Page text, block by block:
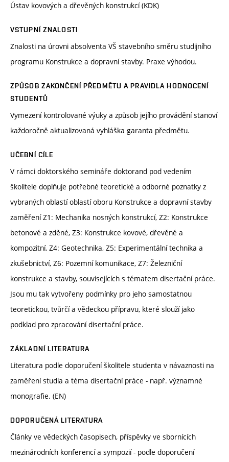
Ústav kovových a dřevěných konstrukcí (KDK)
VSTUPNÍ ZNALOSTI
Znalosti na úrovni absolventa VŠ stavebního směru studijního
programu Konstrukce a dopravní stavby. Praxe výhodou.
ZPŮSOB ZAKONČENÍ PŘEDMĚTU A PRAVIDLA HODNOCENÍ
STUDENTŮ
Vymezení kontrolované výuky a způsob jejího provádění stanoví
každoročně aktualizovaná vyhláška garanta předmětu.
UČEBNÍ CÍLE
V rámci doktorského semináře doktorand pod vedením
školitele doplňuje potřebné teoretické a odborné poznatky z
vybraných oblastí oblastí oboru Konstrukce a dopravní stavby
zaměření Z1: Mechanika nosných konstrukcí, Z2: Konstrukce
betonové a zděné, Z3: Konstrukce kovové, dřevěné a
kompozitní, Z4: Geotechnika, Z5: Experimentální technika a
zkušebnictví, Z6: Pozemní komunikace, Z7: Železniční
konstrukce a stavby, souvisejících s tématem disertační práce.
Jsou mu tak vytvořeny podmínky pro jeho samostatnou
teoretickou, tvůrčí a vědeckou přípravu, které slouží jako
podklad pro zpracování disertační práce.
ZÁKLADNÍ LITERATURA
Literatura podle doporučení školitele studenta v návaznosti na
zaměření studia a téma disertační práce - např. významné
monografie. (EN)
DOPORUČENÁ LITERATURA
Články ve vědeckých časopisech, příspěvky ve sbornících
mezinárodních konferencí a sympozií - podle doporučení